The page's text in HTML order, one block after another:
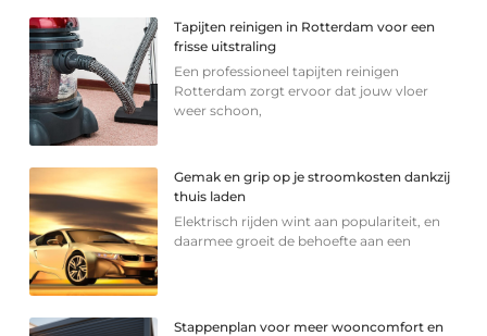
Tapijten reinigen in Rotterdam voor een
frisse uitstraling
Een professioneel tapijten reinigen
Rotterdam zorgt ervoor dat jouw vloer
weer schoon,
Gemak en grip op je stroomkosten dankzij
thuis laden
Elektrisch rijden wint aan populariteit, en
daarmee groeit de behoefte aan een
Stappenplan voor meer wooncomfort en